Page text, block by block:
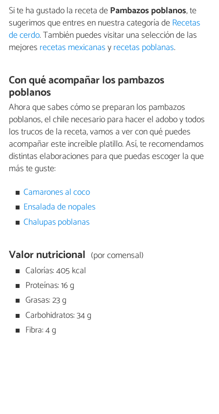
Si te ha gustado la receta dePambazos poblanos, te
sugerimos que entres en nuestra categoría deRecetas
de cerdo. También puedes visitar una selección de las
mejores recetas mexicanasyrecetas poblanas.
Con qué acompañar los pambazos
poblanos
Ahora que sabes cómo se preparan los pambazos
poblanos, el chile necesario para hacer el adobo y todos
los trucos de la receta, vamos a ver con qué puedes
acompañar este increíble platillo. Así, te recomendamos
distintas elaboraciones para que puedas escoger la que
más te guste:
Camarones al coco
Ensalada de nopales
Chalupas poblanas
Valor nutricional (por comensal)
Calorías: 405 kcal
Proteínas: 16 g
Grasas: 23 g
Carbohidratos: 34 g
Fibra: 4 g